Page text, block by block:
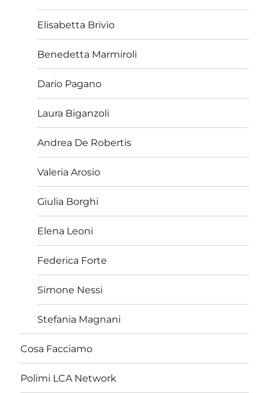
Elisabetta Brivio
Benedetta Marmiroli
Dario Pagano
Laura Biganzoli
Andrea De Robertis
Valeria Arosio
Giulia Borghi
Elena Leoni
Federica Forte
Simone Nessi
Stefania Magnani
Cosa Facciamo
Polimi LCA Network